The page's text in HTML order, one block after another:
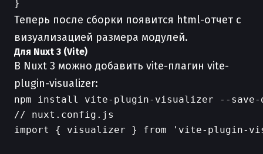
Теперь после сборки появится html-отчет с
визуализацией размера модулей.
Для Nuxt 3 (Vite)
В Nuxt 3 можно добавить vite-плагин vite-
plugin-visualizer:
// nuxt.config.js
import { visualizer } from 'vite-plugin-